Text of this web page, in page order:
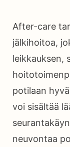
After-care
jälkihoitoa,
leikkauksen,
potilaan
voi sisältää
neuvontaa